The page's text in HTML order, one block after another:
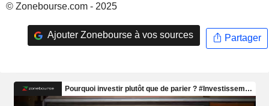
© Zonebourse.com - 2025
Ajouter Zonebourse à vos sources Partager